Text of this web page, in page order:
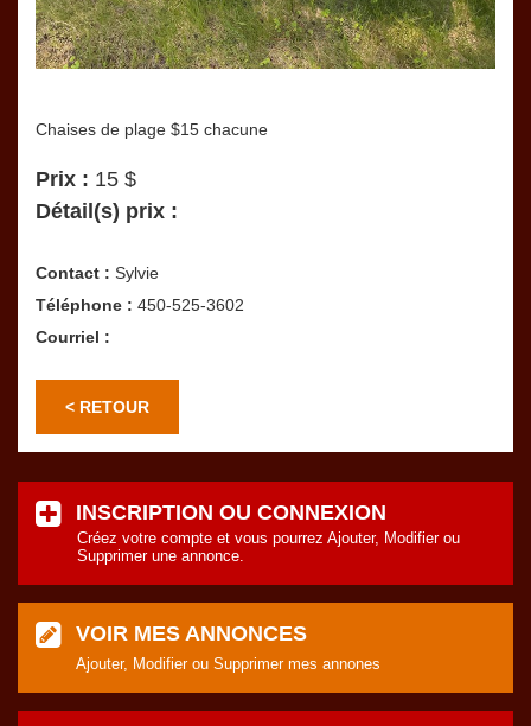
Chaises de plage $15 chacune
Prix : 15 $
Détail(s) prix :
Contact : Sylvie
Téléphone : 450-525-3602
Courriel :
< RETOUR
INSCRIPTION OU CONNEXION
Créez votre compte et vous pourrez Ajouter, Modifier ou
Supprimer une annonce.
VOIR MES ANNONCES
Ajouter, Modifier ou Supprimer mes annones